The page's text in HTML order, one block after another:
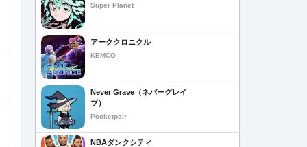
Super Planet
アーククロニクル
KEMCO
Never Grave（ネバーグレイ
ブ）
Pocketpair
NBAダンクシティ